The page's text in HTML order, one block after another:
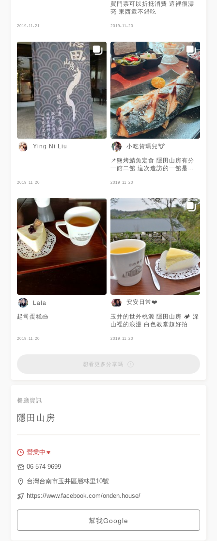
2019-11-21
買門票可以折抵消費 這裡很漂
亮 東西還不錯吃
2019-11-20
Ying Ni Liu
2019-11-20
小吃貨瑪兒🐮
📌鹽烤鯖魚定食 隱田山房有分
一館二館 這次造訪的一館是最
日本味的榻榻米坐區也有椅子坐
二館用餐 二館的景色是一大片
落地窗可看景色 菜色餐點也與
一館有些微不同，都各有特色
鹽烤鯖魚的肉質細緻烤得恰到好
處 魚肉新鮮且肉很厚實男生也
吃得飽 推薦給喜歡吃魚魚的吃
貨們👍👍 #隱田山房一館 📍台
南市玉井區層林里10號 📞06-
5749699 ⏰11:00-20:00（週
一公休） 💲叁佰捌拾元
2019-11-20
Lala
起司蛋糕🍰
2019-11-20
安安日常❤️
玉井的世外桃源 隱田山房 🏕 深
山裡的浪漫 白色教堂超好拍⛪️
料理🤤 這裡還可以野餐👒～泡
心靈 😅還有人準備回家的時候
2019-11-20
想看更多分享嗎
餐廳資訊
隱田山房
營業中
06 574 9699
台灣台南市玉井區層林里10號
https://www.facebook.com/onden.house/
幫我Google